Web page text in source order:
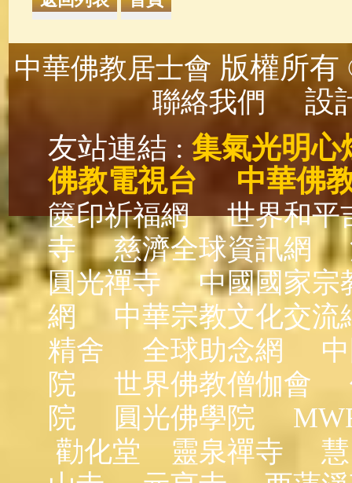
中華佛教居士會 版權所
聯絡我們設
友站連結 : 集氣光明心
佛教電視台
中華佛
篋印祈福網
世界和平
寺
慈濟全球資訊網
圓光禪寺
中國國家宗
網
中華宗教文化交流
精舍
全球助念網
院
世界佛教僧伽會
院
圓光佛學院
勸化堂
靈泉禪寺